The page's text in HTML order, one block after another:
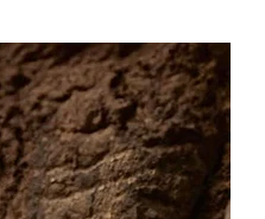
giyilir?
ve özel gün kombinleriyle